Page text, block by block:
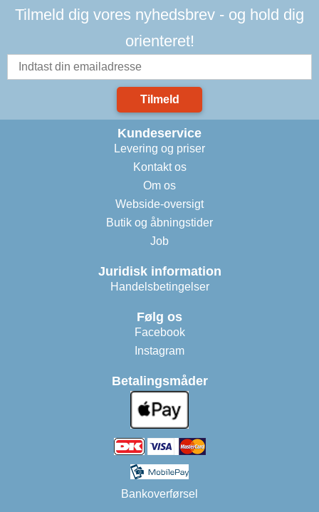
Tilmeld dig vores nyhedsbrev - og hold dig
orienteret!
Tilmeld
Kundeservice
Levering og priser
Kontakt os
Om os
Webside-oversigt
Butik og åbningstider
Job
Juridisk information
Handelsbetingelser
Følg os
Facebook
Instagram
Betalingsmåder
Bankoverførsel